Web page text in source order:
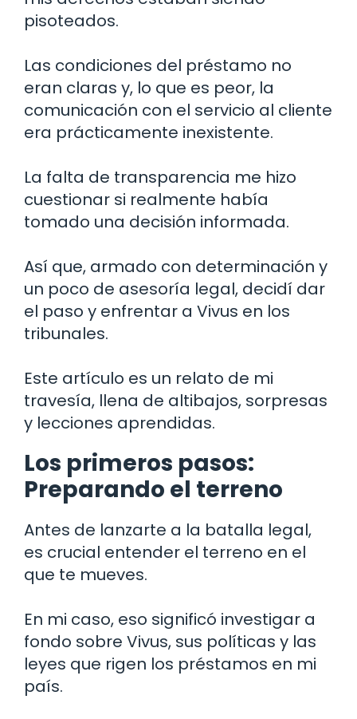
pisoteados.
Las condiciones del préstamo no
eran claras y, lo que es peor, la
comunicación con el servicio al cliente
era prácticamente inexistente.
La falta de transparencia me hizo
cuestionar si realmente había
tomado una decisión informada.
Así que, armado con determinación y
un poco de asesoría legal, decidí dar
el paso y enfrentar a Vivus en los
tribunales.
Este artículo es un relato de mi
travesía, llena de altibajos, sorpresas
y lecciones aprendidas.
Los primeros pasos:
Preparando el terreno
Antes de lanzarte a la batalla legal,
es crucial entender el terreno en el
que te mueves.
En mi caso, eso significó investigar a
fondo sobre Vivus, sus políticas y las
leyes que rigen los préstamos en mi
país.